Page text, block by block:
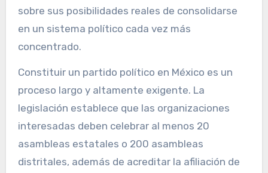
sobre sus posibilidades reales de consolidarse
en un sistema político cada vez más
concentrado.
Constituir un partido político en México es un
proceso largo y altamente exigente. La
legislación establece que las organizaciones
interesadas deben celebrar al menos 20
asambleas estatales o 200 asambleas
distritales, además de acreditar la afiliación de